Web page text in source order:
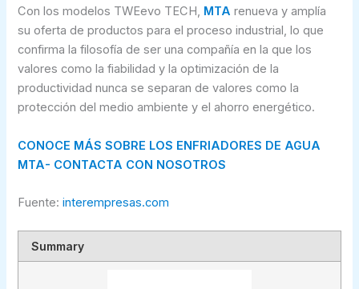
Con los modelos TWEevo TECH, MTA renueva y amplía
su oferta de productos para el proceso industrial, lo que
confirma la filosofía de ser una compañía en la que los
valores como la fiabilidad y la optimización de la
productividad nunca se separan de valores como la
protección del medio ambiente y el ahorro energético.
CONOCE MÁS SOBRE LOS ENFRIADORES DE AGUA
MTA- CONTACTA CON NOSOTROS
Fuente:interempresas.com
Summary